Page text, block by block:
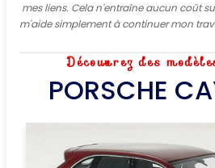
mes liens. Cela n'entraîne aucun coût
m'aide simplement à continuer mon
Découvrez des
PORSCHE